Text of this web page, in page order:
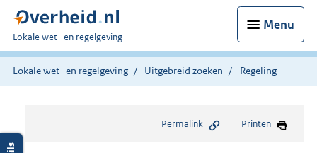
Menu
U
bent
hier:
Lokale wet- en regelgeving
Lokale wet- en regelgeving Uitgebreid zoeken Regeling
Permalink Printen